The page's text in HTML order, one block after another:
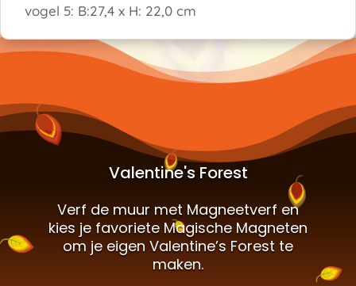
vogel 5: B:27,4 x H: 22,0 cm
Valentine's Forest
Verf de muur met Magneetverf en
kies je favoriete Magische Magneten
om je eigen Valentine’s Forest te
maken.